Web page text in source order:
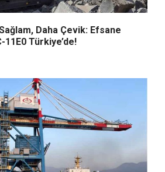
Daha Çevik: Efsane
11E0 Türkiye’de!